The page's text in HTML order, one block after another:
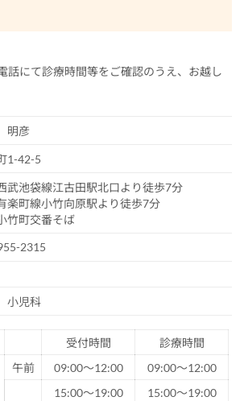
話にて診療時間等をご確認のうえ、お越し
明彦
1-42-5
武池袋線江古田駅北口より徒歩7分
楽町線小竹向原駅より徒歩7分
町交番そば
2315
小児科
受付時間 診療時間
午前 09:00～12:00 09:00～12:00
15:00～19:00
15:00～19:00